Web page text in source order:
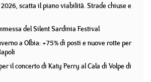
scatta il piano viabilità. Strade chiuse e
del Silent Sardinia Festival
a Olbia: +75% di posti e nuove rotte per
il concerto di Katy Perry al Cala di Volpe di